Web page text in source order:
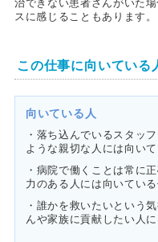
スに感じることもあります。
この仕事に向いている
向いている人
・落ち込んでいるスタッ
ような親切な人には向いて
・病院で働くことは常に
力のある人には向いている
・誰かを救いたいという
んや家族に貢献したい人に